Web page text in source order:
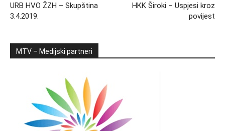
URB HVO ŽZH – Skupština
3.4.2019.
HKK Široki – Uspjesi kroz
povijest
MTV – Medijski partneri